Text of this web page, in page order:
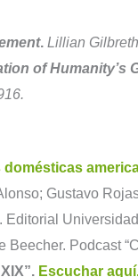
. Lillian
of Humanity’s
Gustavo
Editorial
Podcast
Escuchar